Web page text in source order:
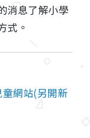
消息了解小學
式。
網站(另開新